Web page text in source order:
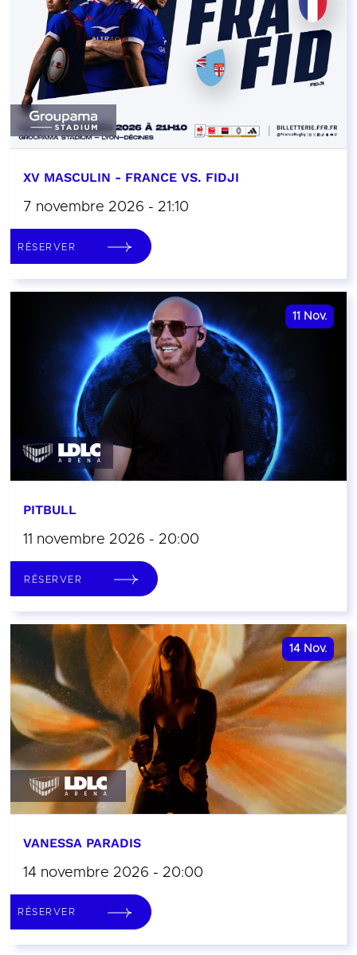
XV MASCULIN - FRANCE VS. FIDJI
7 novembre 2026 - 21:10
RÉSERVER
11 Nov.
PITBULL
11 novembre 2026 - 20:00
RÉSERVER
14 Nov.
VANESSA PARADIS
14 novembre 2026 - 20:00
RÉSERVER